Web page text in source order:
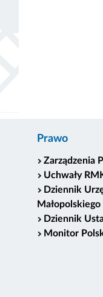
Prawo
Zarządzenia
Uchwały
Dziennik
Małopolskiego
Dziennik
Monitor